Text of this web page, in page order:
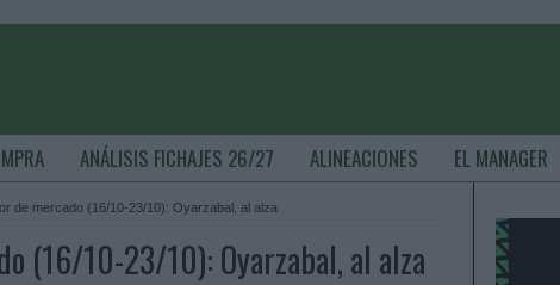
ANÁLISIS FICHAJES 26/27 ALINEACIONES EL MANAGER
de mercado (16/10-23/10): Oyarzabal, al alza
(16/10-23/10): Oyarzabal, al alza